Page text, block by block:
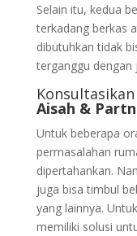
Selain itu, kedua
terkadang berkas
dibutuhkan tidak
terganggu dengan
Aisah &
Untuk beberapa
permasalahan
dipertahankan.
juga bisa timbul
yang lainnya.
memiliki solusi